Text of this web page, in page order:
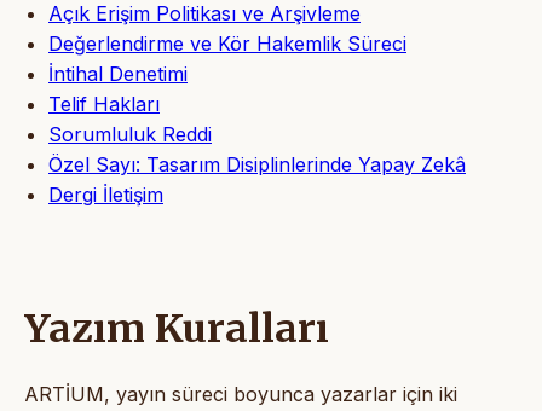
Açık Erişim Politikası ve Arşivleme
Değerlendirme ve Kör Hakemlik Süreci
İntihal Denetimi
Telif Hakları
Sorumluluk Reddi
Özel Sayı: Tasarım Disiplinlerinde Yapay Zekâ
Dergi İletişim
Yazım Kuralları
ARTİUM, yayın süreci boyunca yazarlar için iki